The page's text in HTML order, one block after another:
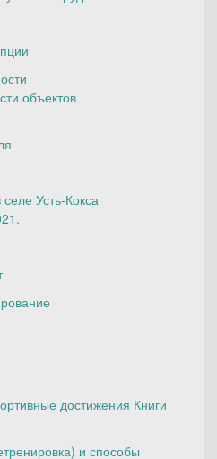
объектов
Усть-Кокса
достижения Книги
и способы